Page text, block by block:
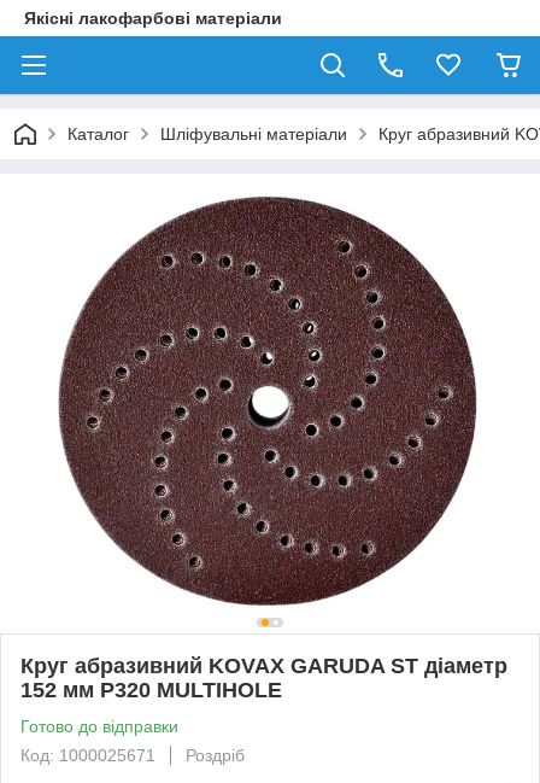
Якісні лакофарбові матеріали
Каталог Шліфувальні матеріали Круг абразивний
Круг абразивний KOVAX GARUDA ST діаметр
152 мм Р320 MULTIHOLE
Готово до відправки
Код: 1000025671
Роздріб